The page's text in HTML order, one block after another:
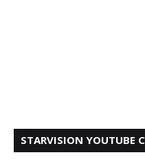
STARVISION YOUTUBE